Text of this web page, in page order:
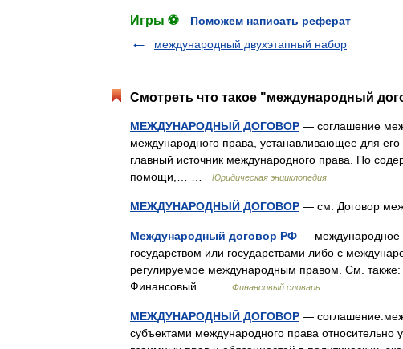
Игры ⚽
Поможем написать реферат
международный двухэтапный набор
Смотреть что такое "международный
МЕЖДУНАРОДНЫЙ ДОГОВОР — соглашение
международного права, устанавливающее для
главный источник международного права. По
помощи,… …
Юридическая энциклопедия
МЕЖДУНАРОДНЫЙ ДОГОВОР — см. Договор
Международный договор РФ — международное
государством или государствами либо с
регулируемое международным правом. См.
Финансовый… …
Финансовый словарь
МЕЖДУНАРОДНЫЙ ДОГОВОР —
субъектами международного права